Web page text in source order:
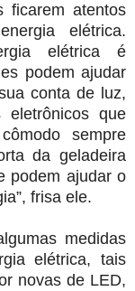
ficarem atentos
elétrica.
elétrica é
podem ajudar
conta de luz,
eletrônicos que
sempre
da geladeira
podem ajudar o
frisa ele.
medidas
elétrica, tais
novas de LED,